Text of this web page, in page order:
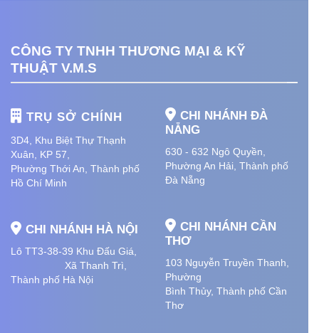
CÔNG TY TNHH THƯƠNG MẠI & KỸ
THUẬT V.M.S
TRỤ SỞ CHÍNH
3D4, Khu Biệt Thự Thạnh
Xuân, KP 57,
Phường Thới An, Thành phố
Hồ Chí Minh
CHI NHÁNH HÀ NỘI
Lô TT3-38-39 Khu Đấu Giá,
Xã Thanh Trì,
Thành phố Hà Nội
CHI NHÁNH ĐÀ
NẴNG
630 - 632 Ngô Quyền,
Phường An Hải , Thành phố
Đà Nẵng
CHI NHÁNH CẦN
THƠ
103 Nguyễn Truyền Thanh,
Phường
Bình Thủy, Thành phố Cần
Thơ